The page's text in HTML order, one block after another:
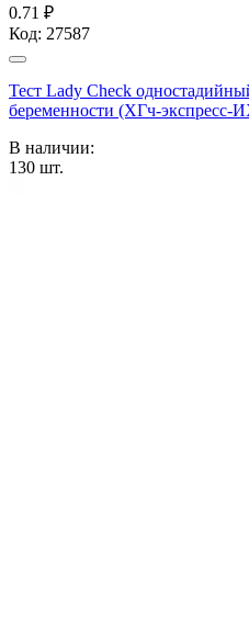
0.71 ₽
Код: 27587
Тест Lady Check
беременности (ХГч-
В наличии:
130 шт.